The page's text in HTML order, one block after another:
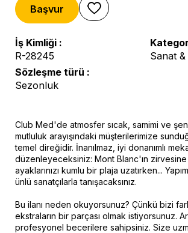
Başvur
İş Kimliği
R-28245
Sanat
Sözleşme türü
Sezonluk
Club Med'de atmosfer sıcak, samimi ve
mutluluk arayışındaki müşterilerimize
temel direğidir. İnanılmaz, iyi donanımlı
düzenleyeceksiniz: Mont Blanc'ın zirvesine
ayaklarınızı kumlu bir plaja uzatırken...
ünlü sanatçılarla tanışacaksınız.
Bu ilanı neden okuyorsunuz? Çünkü bizi
ekstraların bir parçası olmak istiyorsunuz.
profesyonel becerilere sahipsiniz. Size